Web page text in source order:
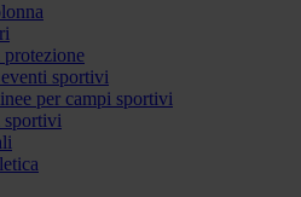
sportivi
per campi sportivi
sportivi